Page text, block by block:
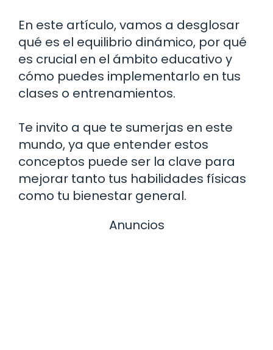
En este artículo, vamos a desglosar
qué es el equilibrio dinámico, por qué
es crucial en el ámbito educativo y
cómo puedes implementarlo en tus
clases o entrenamientos.
Te invito a que te sumerjas en este
mundo, ya que entender estos
conceptos puede ser la clave para
mejorar tanto tus habilidades físicas
como tu bienestar general.
Anuncios